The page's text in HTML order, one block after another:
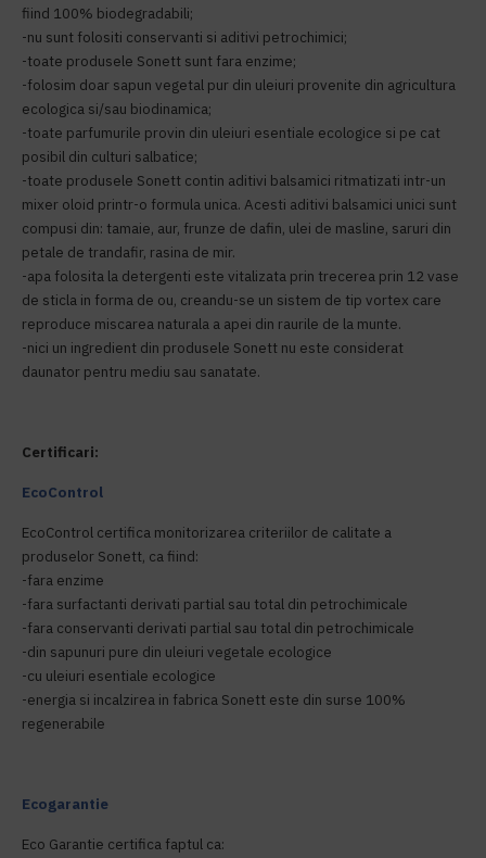
fiind 100% biodegradabili;
-nu sunt folositi conservanti si aditivi petrochimici;
-toate produsele Sonett sunt fara enzime;
-folosim doar sapun vegetal pur din uleiuri provenite din agricultura
ecologica si/sau biodinamica;
-toate parfumurile provin din uleiuri esentiale ecologice si pe cat
posibil din culturi salbatice;
-toate produsele Sonett contin aditivi balsamici ritmatizati intr-un
mixer oloid printr-o formula unica. Acesti aditivi balsamici unici sunt
compusi din: tamaie, aur, frunze de dafin, ulei de masline, saruri din
petale de trandafir, rasina de mir.
-apa folosita la detergenti este vitalizata prin trecerea prin 12 vase
de sticla in forma de ou, creandu-se un sistem de tip vortex care
reproduce miscarea naturala a apei din raurile de la munte.
-nici un ingredient din produsele Sonett nu este considerat
daunator pentru mediu sau sanatate.
Certificari:
EcoControl
EcoControl certifica monitorizarea criteriilor de calitate a
produselor Sonett, ca fiind:
-fara enzime
-fara surfactanti derivati partial sau total din petrochimicale
-fara conservanti derivati partial sau total din petrochimicale
-din sapunuri pure din uleiuri vegetale ecologice
-cu uleiuri esentiale ecologice
-energia si incalzirea in fabrica Sonett este din surse 100%
regenerabile
Ecogarantie
Eco Garantie certifica faptul ca: